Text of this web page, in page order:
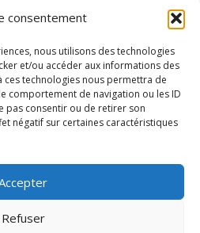
consentement
nous utilisons des technologies
et/ou accéder aux informations des
ces technologies nous permettra de
comportement de navigation ou les ID
pas consentir ou de retirer son
négatif sur certaines caractéristiques
Refuser
la revue du Syndicat
– Tous
réservés